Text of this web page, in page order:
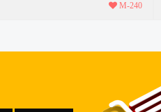
M-240